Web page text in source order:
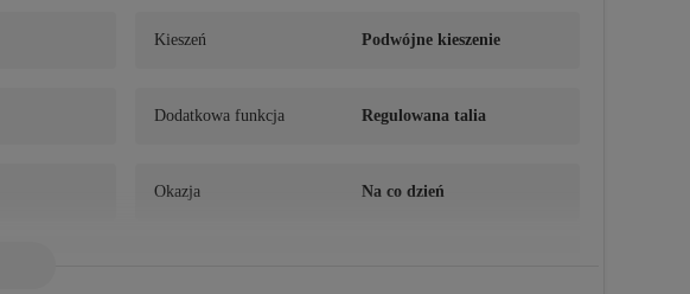
Kieszeń Podwójne kieszenie
Dodatkowa funkcja Regulowana talia
Okazja Na co dzień